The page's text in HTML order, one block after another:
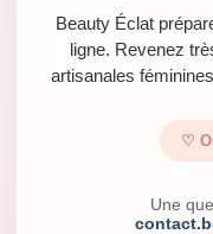
Beauty Éclat
ligne. Revenez
artisanales
♡
Une